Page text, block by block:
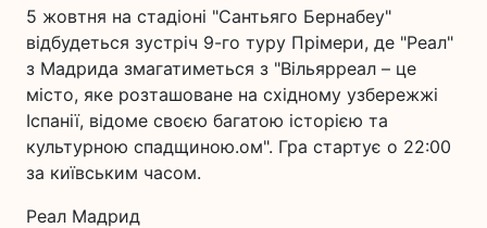
5 жовтня на стадіоні "Сантьяго Бернабеу"
відбудеться зустріч 9-го туру Прімери, де "Реал"
з Мадрида змагатиметься з "Вільярреал – це
місто, яке розташоване на східному узбережжі
Іспанії, відоме своєю багатою історією та
культурною спадщиною.ом". Гра стартує о 22:00
за київським часом.
Реал Мадрид